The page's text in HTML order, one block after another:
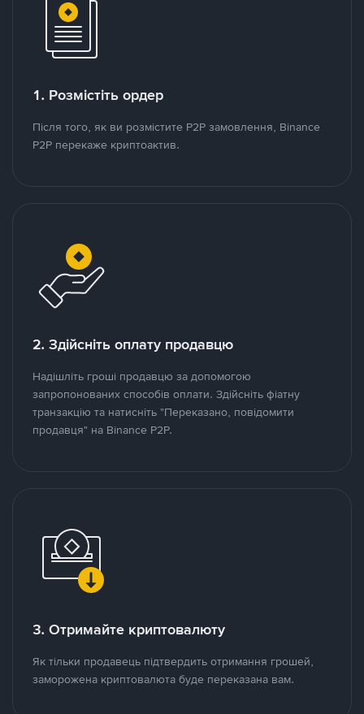
1. Розмістіть ордер
Після того, як ви розмістите P2P замовлення, Binance
P2P перекаже криптоактив.
2. Здійсніть оплату продавцю
Надішліть гроші продавцю за допомогою
запропонованих способів оплати. Здійсніть фіатну
транзакцію та натисніть "Переказано, повідомити
продавця" на Binance P2P.
3. Отримайте криптовалюту
Як тільки продавець підтвердить отримання грошей,
заморожена криптовалюта буде переказана вам.